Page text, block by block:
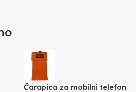
Čarapica za mobilni telefon